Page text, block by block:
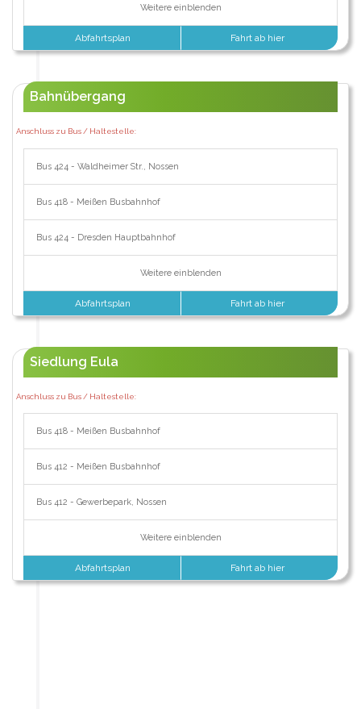
Weitere einblenden
Abfahrtsplan Fahrt ab hier
Bahnübergang
Anschluss zu Bus / Haltestelle:
Bus 424 - Waldheimer Str., Nossen
Bus 418 - Meißen Busbahnhof
Bus 424 - Dresden Hauptbahnhof
Weitere einblenden
Abfahrtsplan Fahrt ab hier
Siedlung Eula
Anschluss zu Bus / Haltestelle:
Bus 418 - Meißen Busbahnhof
Bus 412 - Meißen Busbahnhof
Bus 412 - Gewerbepark, Nossen
Weitere einblenden
Abfahrtsplan Fahrt ab hier